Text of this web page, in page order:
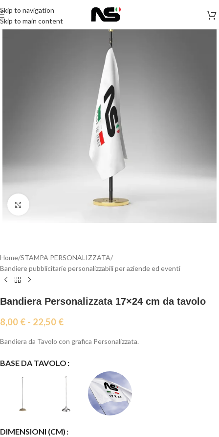
Skip to navigation
Skip to main content
Click to enlarge
Home/STAMPA PERSONALIZZATA/
Bandiere pubblicitarie personalizzabili per aziende ed eventi
Bandiera Personalizzata 17×24 cm da tavolo
8,00 € - 22,50 €
Bandiera da Tavolo con grafica Personalizzata.
BASE DA TAVOLO
DIMENSIONI (CM)